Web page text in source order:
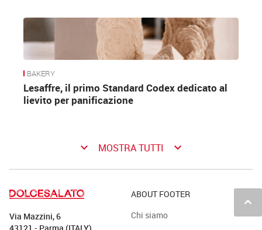
BAKERY
Lesaffre, il primo Standard Codex dedicato al
lievito per panificazione
keyboard_arrow_down MOSTRA TUTTI keyboard_arrow_down
keyboard_arrow_up
Via Mazzini, 6
ABOUT FOOTER
Chi siamo